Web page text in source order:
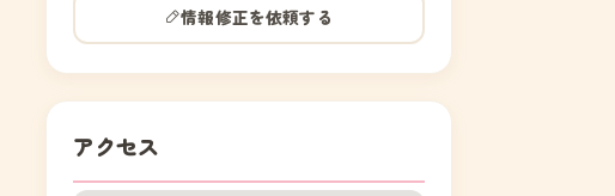
情報修正を依頼する
アクセス